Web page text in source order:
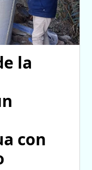
la
con